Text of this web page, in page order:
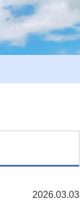
2026.03.03